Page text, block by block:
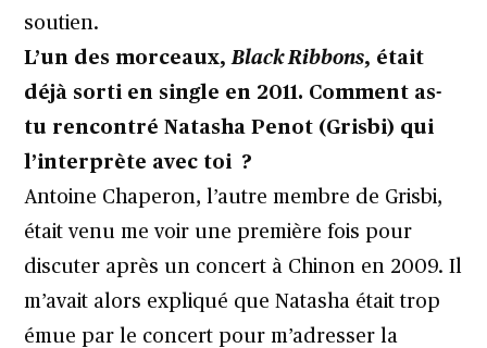
soutien.
L’un des morceaux,Black Ribbons, était
déjà sorti en single en 2011. Comment as-
tu rencontré Natasha Penot (Grisbi) qui
l’interprète avec toi ?
Antoine Chaperon, l’autre membre de Grisbi,
était venu me voir une première fois pour
discuter après un concert à Chinon en 2009. Il
m’avait alors expliqué que Natasha était trop
émue par le concert pour m’adresser la